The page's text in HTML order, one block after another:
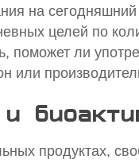
на
целей по
поможет ли
или
продуктах,